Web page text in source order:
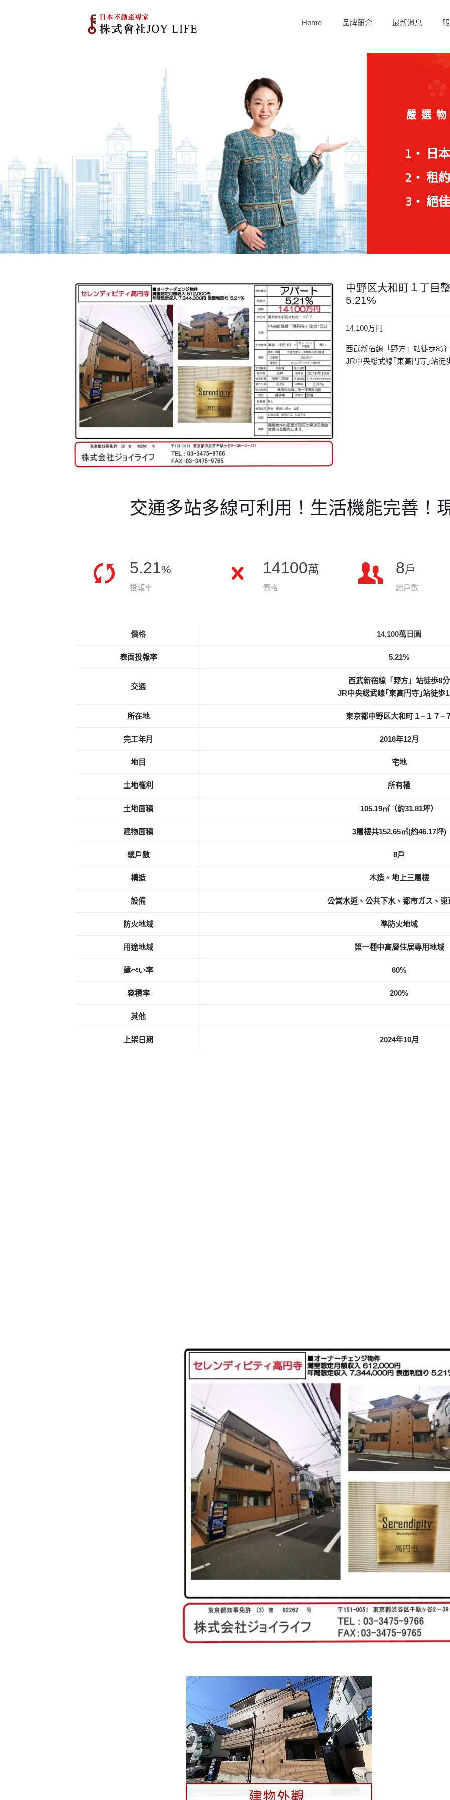
Home 品牌簡介 最新消息
嚴選
1‧ 日
2‧ 租
3‧ 絕
中野区大和町１丁目
5.21%
14,100万円
西武新宿線「野方」站徒歩8分
JR中央総武線｢東高円寺｣站徒
交通多站多線可利用！生活機能完善！
5.21%
投報率
14100萬
價格
8戶
總戶數
價格 14,100萬日圓
表面投報率 5.21%
交通
西武新宿線「野方」站徒歩8分
JR中央総武線｢東高円寺｣站徒歩
所在地 東京都中野区大和町１−１７−
完工年月 2016年12月
地目 宅地
土地權利 所有權
土地面積 105.19㎡（約31.81坪）
建物面積 3層樓共152.65㎡(約46.17坪)
總戶數 8戶
構造 木造、地上三層樓
設備 公営水道、公共下水、都市ガス、東
防火地域 準防火地域
用途地域 第一種中高層住居專用地域
建ぺい率 60%
容積率 200%
其他
上架日期 2024年10月